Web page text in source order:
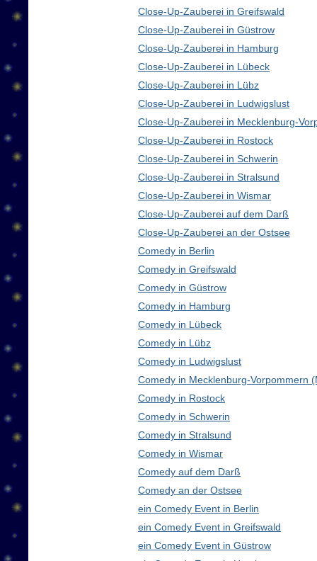
Close-Up-Zauberei in Greifswald
Close-Up-Zauberei in Güstrow
Close-Up-Zauberei in Hamburg
Close-Up-Zauberei in Lübeck
Close-Up-Zauberei in Lübz
Close-Up-Zauberei in Ludwigslust
Close-Up-Zauberei in Mecklenburg-
Close-Up-Zauberei in Rostock
Close-Up-Zauberei in Schwerin
Close-Up-Zauberei in Stralsund
Close-Up-Zauberei in Wismar
Close-Up-Zauberei auf dem Darß
Close-Up-Zauberei an der Ostsee
Comedy in Berlin
Comedy in Greifswald
Comedy in Güstrow
Comedy in Hamburg
Comedy in Lübeck
Comedy in Lübz
Comedy in Ludwigslust
Comedy in Mecklenburg-Vorpommern
Comedy in Rostock
Comedy in Schwerin
Comedy in Stralsund
Comedy in Wismar
Comedy auf dem Darß
Comedy an der Ostsee
ein Comedy Event in Berlin
ein Comedy Event in Greifswald
ein Comedy Event in Güstrow